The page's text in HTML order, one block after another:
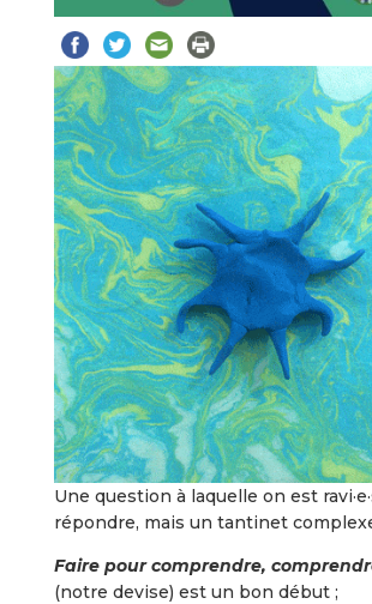
Une question à laquelle on est
répondre, mais un tantinet
Faire pour comprendre,
(notre devise) est un bon début ;